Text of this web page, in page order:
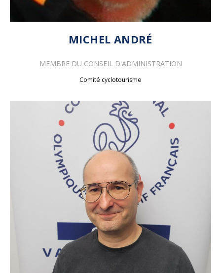
MICHEL ANDRÉ
MEMBRE DU CONSEIL D'ADMINISTRATION
Comité cyclotourisme